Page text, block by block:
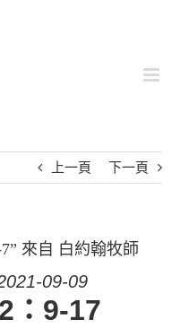
上一頁 下一頁
來自 白約翰牧師
09-09
：9-17